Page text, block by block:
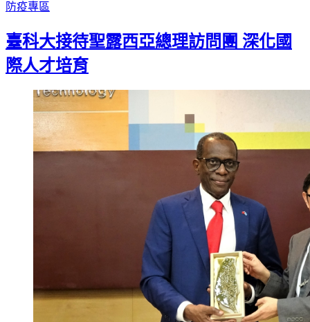
防疫專區
臺科大接待聖露西亞總理訪問團 深化國
際人才培育